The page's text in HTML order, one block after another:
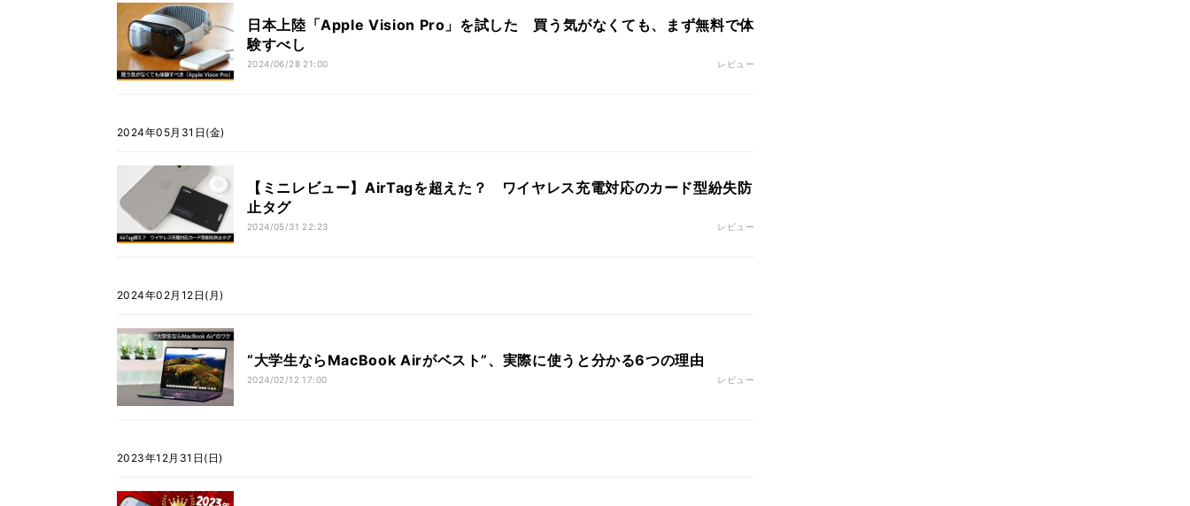
日本上陸「Apple Vision Pro」を試した 買う気がなくても、まず無料で体
験すべし
2024/06/28 21:00 レビュー
2024年05月31日(金)
【ミニレビュー】AirTagを超えた？ ワイヤレス充電対応のカード型紛失防
止タグ
2024/05/31 22:23 レビュー
2024年02月12日(月)
“大学生ならMacBook Airがベスト”、実際に使うと分かる6つの理由
2024/02/12 17:00 レビュー
2023年12月31日(日)